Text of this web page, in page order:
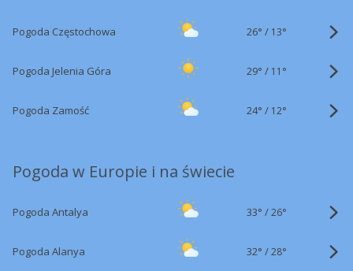
Pogoda Częstochowa 26° / 13°
Pogoda Jelenia Góra 29° / 11°
Pogoda Zamość 24° / 12°
Pogoda w Europie i na świecie
Pogoda Antalya 33° /26°
Pogoda Alanya 32° /28°